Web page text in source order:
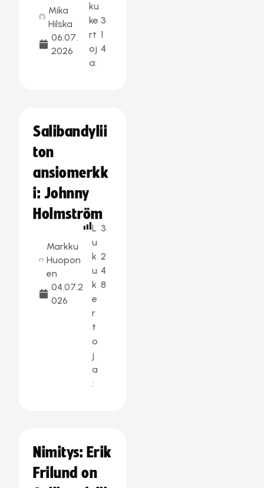
Mika
Hilska
06.07.
2026
ku
ke
rt
oj
a:
3
1
4
Salibandylii
ton
ansiomerkk
i: Johnny
Holmström
Markku
Huopon
en
04.07.2
026
L
u
k
u
k
e
r
t
o
j
a
:
3
2
4
8
Nimitys: Erik
Frilund on